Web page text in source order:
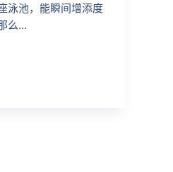
泳池，能瞬间增添度
么…